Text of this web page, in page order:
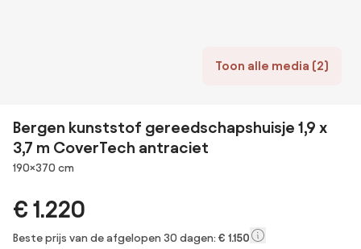
Toon alle media (2)
Bergen kunststof gereedschapshuisje 1,9 x
3,7 m CoverTech antraciet
Afmetingen
190×370 cm
€ 1.220
Beste prijs van de afgelopen 30 dagen: € 1.150